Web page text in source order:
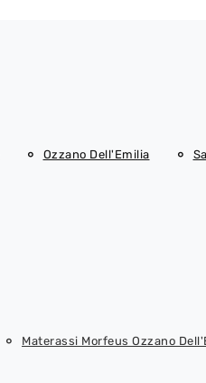
Ozzano Dell'Emilia
Materassi Morfeus Ozzano